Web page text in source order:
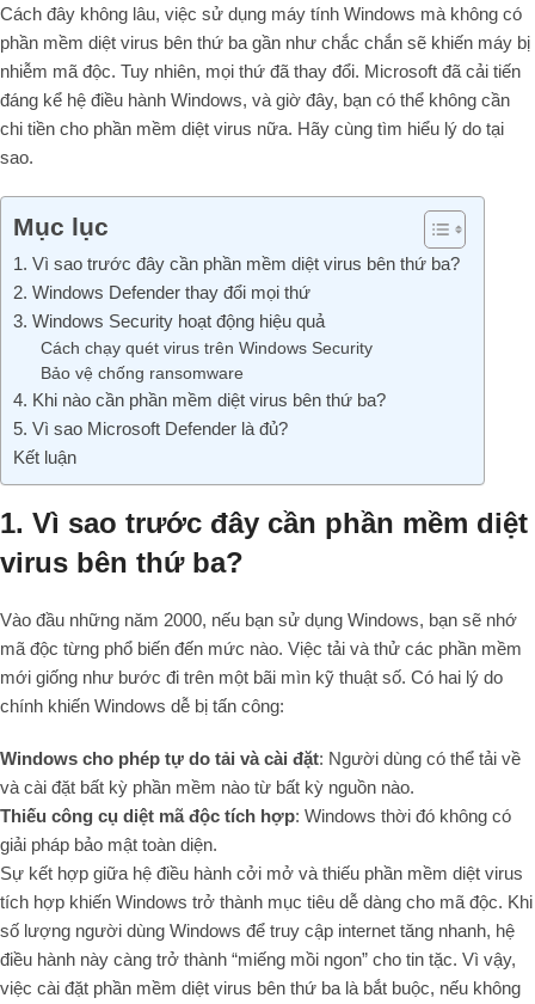
Cách đây không lâu, việc sử dụng máy tính Windows mà không có
phần mềm diệt virus bên thứ ba gần như chắc chắn sẽ khiến máy bị
nhiễm mã độc. Tuy nhiên, mọi thứ đã thay đổi. Microsoft đã cải tiến
đáng kể hệ điều hành Windows, và giờ đây, bạn có thể không cần
chi tiền cho phần mềm diệt virus nữa. Hãy cùng tìm hiểu lý do tại
sao.
Mục lục
1. Vì sao trước đây cần phần mềm diệt virus bên thứ ba?
2. Windows Defender thay đổi mọi thứ
3. Windows Security hoạt động hiệu quả
Cách chạy quét virus trên Windows Security
Bảo vệ chống ransomware
4. Khi nào cần phần mềm diệt virus bên thứ ba?
5. Vì sao Microsoft Defender là đủ?
Kết luận
1. Vì sao trước đây cần phần mềm diệt
virus bên thứ ba?
Vào đầu những năm 2000, nếu bạn sử dụng Windows, bạn sẽ nhớ
mã độc từng phổ biến đến mức nào. Việc tải và thử các phần mềm
mới giống như bước đi trên một bãi mìn kỹ thuật số. Có hai lý do
chính khiến Windows dễ bị tấn công:
Windows cho phép tự do tải và cài đặt: Người dùng có thể tải về
và cài đặt bất kỳ phần mềm nào từ bất kỳ nguồn nào.
Thiếu công cụ diệt mã độc tích hợp: Windows thời đó không có
giải pháp bảo mật toàn diện.
Sự kết hợp giữa hệ điều hành cởi mở và thiếu phần mềm diệt virus
tích hợp khiến Windows trở thành mục tiêu dễ dàng cho mã độc. Khi
số lượng người dùng Windows để truy cập internet tăng nhanh, hệ
điều hành này càng trở thành “miếng mồi ngon” cho tin tặc. Vì vậy,
việc cài đặt phần mềm diệt virus bên thứ ba là bắt buộc, nếu không